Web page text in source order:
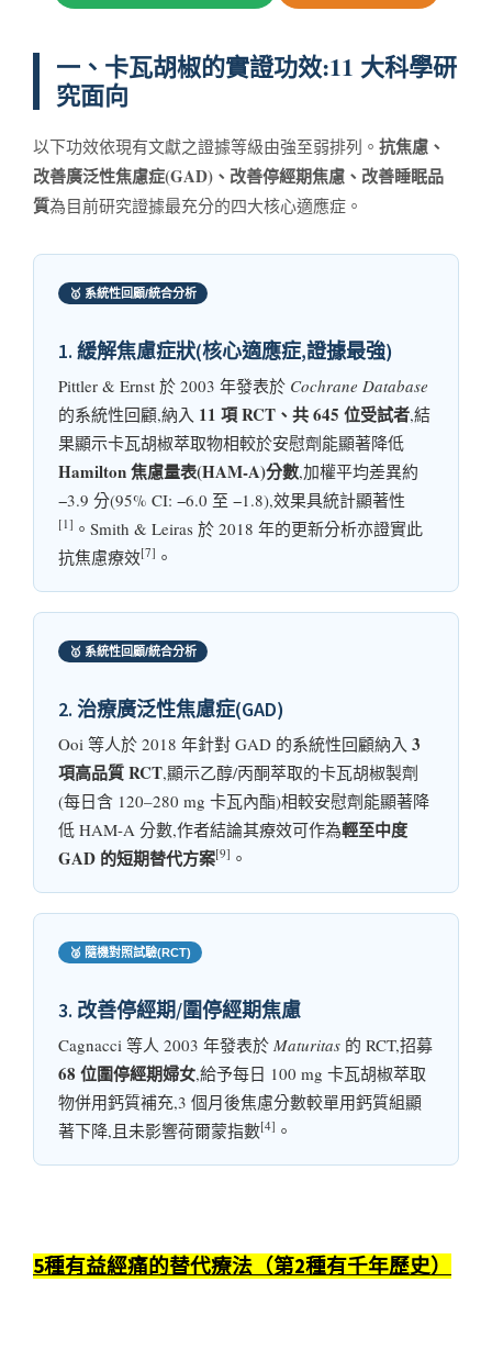
一、卡瓦胡椒的實證功效:11 大科學研
究面向
以下功效依現有文獻之證據等級由強至弱排列。 抗焦慮、
改善廣泛性焦慮症(GAD)、改善停經期焦慮、改善睡眠品
質為目前研究證據最充分的四大核心適應症。
🥇 系統性回顧/統合分析
1. 緩解焦慮症狀(核心適應症,證據最強)
Pittler & Ernst 於 2003 年發表於 Cochrane Database
的系統性回顧,納入 11 項 RCT、共 645 位受試者,結
果顯示卡瓦胡椒萃取物相較於安慰劑能顯著降低
Hamilton 焦慮量表(HAM-A)分數,加權平均差異約
−3.9 分(95% CI: −6.0 至 −1.8),效果具統計顯著性
[1] 。Smith & Leiras 於 2018 年的更新分析亦證實此
抗焦慮療效[7] 。
🥇 系統性回顧/統合分析
2. 治療廣泛性焦慮症(GAD)
Ooi 等人於 2018 年針對 GAD 的系統性回顧納入 3
項高品質 RCT,顯示乙醇/丙酮萃取的卡瓦胡椒製劑
(每日含 120–280 mg 卡瓦內酯)相較安慰劑能顯著降
低 HAM-A 分數,作者結論其療效可作為輕至中度
GAD 的短期替代方案[9] 。
🥈 隨機對照試驗(RCT)
3. 改善停經期/圍停經期焦慮
Cagnacci 等人 2003 年發表於 Maturitas 的 RCT,招募
68 位圍停經期婦女,給予每日 100 mg 卡瓦胡椒萃取
物併用鈣質補充,3 個月後焦慮分數較單用鈣質組顯
著下降,且未影響荷爾蒙指數[4] 。
5種有益經痛的替代療法（第2種有千年歷史）